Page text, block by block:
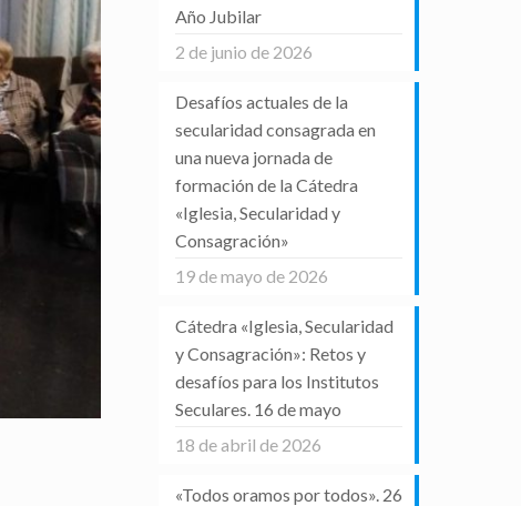
Año Jubilar
2 de junio de 2026
Desafíos actuales de la
secularidad consagrada en
una nueva jornada de
formación de la Cátedra
«Iglesia, Secularidad y
Consagración»
19 de mayo de 2026
Cátedra «Iglesia, Secularidad
y Consagración»: Retos y
desafíos para los Institutos
Seculares. 16 de mayo
18 de abril de 2026
«Todos oramos por todos». 26